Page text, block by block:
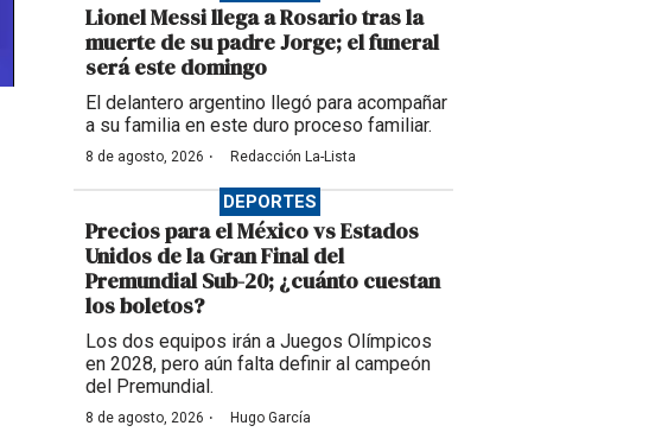
Lionel Messi llega a Rosario tras la
muerte de su padre Jorge; el funeral
será este domingo
El delantero argentino llegó para acompañar
a su familia en este duro proceso familiar.
8 de agosto, 2026 · Redacción La-Lista
DEPORTES
Precios para el México vs Estados
Unidos de la Gran Final del
Premundial Sub-20; ¿cuánto cuestan
los boletos?
Los dos equipos irán a Juegos Olímpicos
en 2028, pero aún falta definir al campeón
del Premundial.
8 de agosto, 2026 · Hugo García